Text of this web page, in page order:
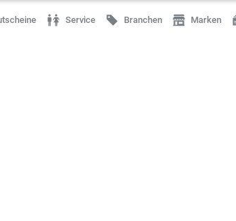
Service Branchen Marken